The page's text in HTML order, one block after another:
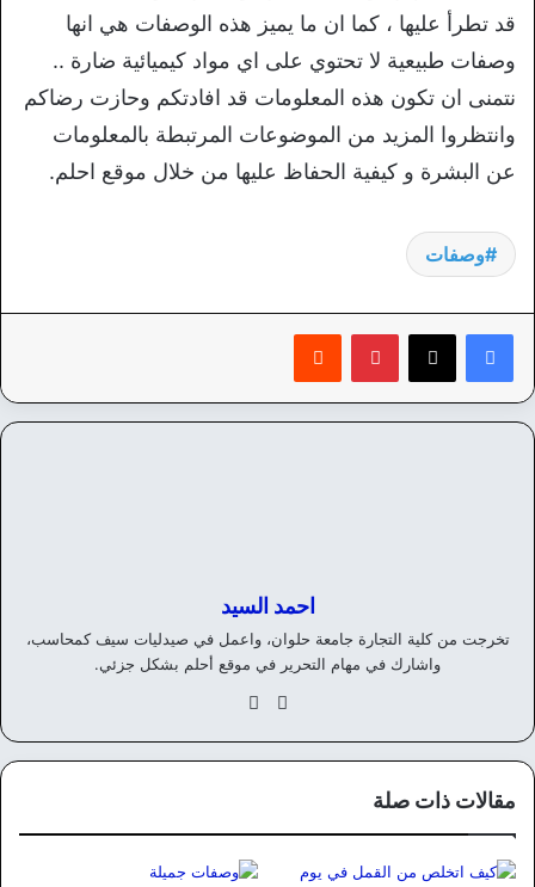
قد تطرأ عليها ، كما ان ما يميز هذه الوصفات هي انها
وصفات طبيعية لا تحتوي على اي مواد كيميائية ضارة ..
نتمنى ان تكون هذه المعلومات قد افادتكم وحازت رضاكم
وانتظروا المزيد من الموضوعات المرتبطة بالمعلومات
عن البشرة و كيفية الحفاظ عليها من خلال موقع احلم.
وصفات
بينتيريست
احمد السيد
تخرجت من كلية التجارة جامعة حلوان، واعمل في صيدليات سيف كمحاسب،
واشارك في مهام التحرير في موقع أحلم بشكل جزئي.
موق
الويوك
مقالات ذات صلة